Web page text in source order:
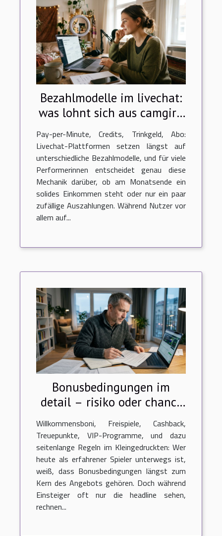
Bezahlmodelle im livechat:
was lohnt sich aus camgirl-
sicht?
Pay-per-Minute, Credits, Trinkgeld, Abo:
Livechat-Plattformen setzen längst auf
unterschiedliche Bezahlmodelle, und für viele
Performerinnen entscheidet genau diese
Mechanik darüber, ob am Monatsende ein
solides Einkommen steht oder nur ein paar
zufällige Auszahlungen. Während Nutzer vor
allem auf...
Bonusbedingungen im
detail – risiko oder chance
für erfahrene spieler?
Willkommensboni, Freispiele, Cashback,
Treuepunkte, VIP-Programme, und dazu
seitenlange Regeln im Kleingedruckten: Wer
heute als erfahrener Spieler unterwegs ist,
weiß, dass Bonusbedingungen längst zum
Kern des Angebots gehören. Doch während
Einsteiger oft nur die headline sehen,
rechnen...